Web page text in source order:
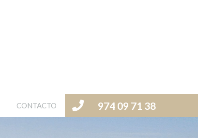
974 09 71 38
CONTACTO